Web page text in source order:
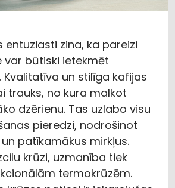
entuziasti zina, ka pareizi
var būtiski ietekmēt
Kvalitatīva un stilīga kafijas
trauks, no kura malkot
dzērienu. Tas uzlabo visu
pieredzi, nodrošinot
patīkamākus mirkļus.
krūzi, uzmanība tiek
termokrūzēm.